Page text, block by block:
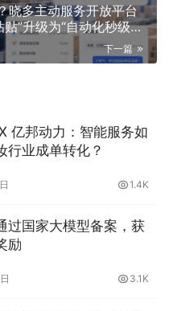
晓多主动服务开放平台
”升级为“自动化秒级触
下一篇
亿邦动力：智能服务如
行业成单转化？
1.4K
过国家大模型备案，获
励
3.1K